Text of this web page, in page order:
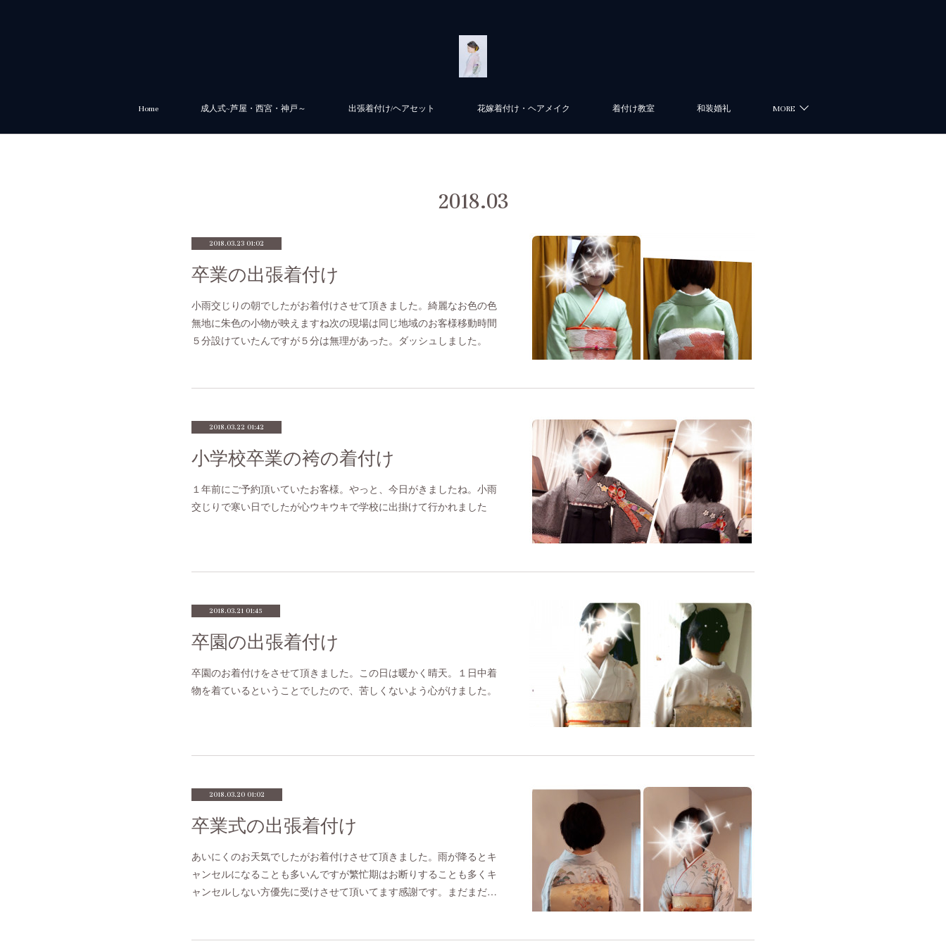
Home 成人式~芦屋・西宮・神戸～ 出張着付け/ヘアセット 花嫁着付け・ヘアメイク 着付け教室 和装婚礼 MORE
2018.03
2018.03.23 01:02
卒業の出張着付け
小雨交じりの朝でしたがお着付けさせて頂きました。綺麗なお色の色
無地に朱色の小物が映えますね次の現場は同じ地域のお客様移動時間
５分設けていたんですが５分は無理があった。ダッシュしました。
2018.03.22 01:42
小学校卒業の袴の着付け
１年前にご予約頂いていたお客様。やっと、今日がきましたね。小雨
交じりで寒い日でしたが心ウキウキで学校に出掛けて行かれました
2018.03.21 01:45
卒園の出張着付け
卒園のお着付けをさせて頂きました。この日は暖かく晴天。１日中着
物を着ているということでしたので、苦しくないよう心がけました。
2018.03.20 01:02
卒業式の出張着付け
あいにくのお天気でしたがお着付けさせて頂きました。雨が降るとキ
ャンセルになることも多いんですが繁忙期はお断りすることも多くキ
ャンセルしない方優先に受けさせて頂いてます感謝です。まだまだ…